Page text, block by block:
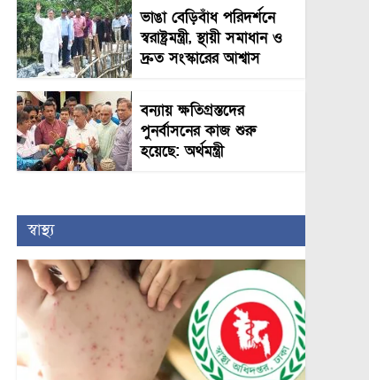
ভাঙা বেড়িবাঁধ পরিদর্শনে
স্বরাষ্ট্রমন্ত্রী, স্থায়ী সমাধান ও
দ্রুত সংস্কারের আশ্বাস
বন্যায় ক্ষতিগ্রস্তদের
পুনর্বাসনের কাজ শুরু
হয়েছে: অর্থমন্ত্রী
স্বাস্থ্য